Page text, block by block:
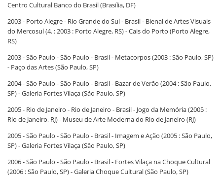
Centro Cultural Banco do Brasil (Brasília, DF)
2003 - Porto Alegre - Rio Grande do Sul - Brasil - Bienal de Artes Visuais
do Mercosul (4. : 2003 : Porto Alegre, RS) - Cais do Porto (Porto Alegre,
RS)
2003 - São Paulo - São Paulo - Brasil - Metacorpos (2003 : São Paulo, SP)
- Paço das Artes (São Paulo, SP)
2004 - São Paulo - São Paulo - Brasil - Bazar de Verão (2004 : São Paulo,
SP) - Galeria Fortes Vilaça (São Paulo, SP)
2005 - Rio de Janeiro - Rio de Janeiro - Brasil - Jogo da Memória (2005 :
Rio de Janeiro, RJ) - Museu de Arte Moderna do Rio de Janeiro (RJ)
2005 - São Paulo - São Paulo - Brasil - Imagem e Ação (2005 : São Paulo,
SP) - Galeria Fortes Vilaça (São Paulo, SP)
2006 - São Paulo - São Paulo - Brasil - Fortes Vilaça na Choque Cultural
(2006 : São Paulo, SP) - Galeria Choque Cultural (São Paulo, SP)